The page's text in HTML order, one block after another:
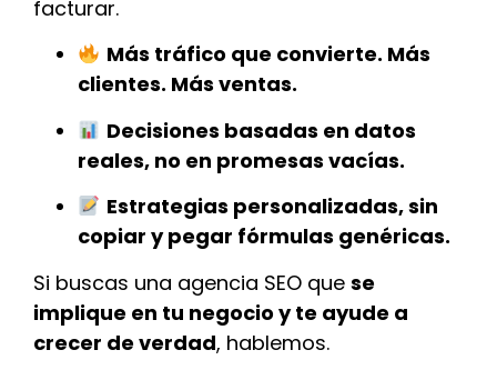
facturar.
Más tráfico que convierte. Más
clientes. Más ventas.
Decisiones basadas en datos
reales, no en promesas vacías.
Estrategias personalizadas, sin
copiar y pegar fórmulas genéricas.
Si buscas una agencia SEO que se
implique en tu negocio y te ayude a
crecer de verdad, hablemos.